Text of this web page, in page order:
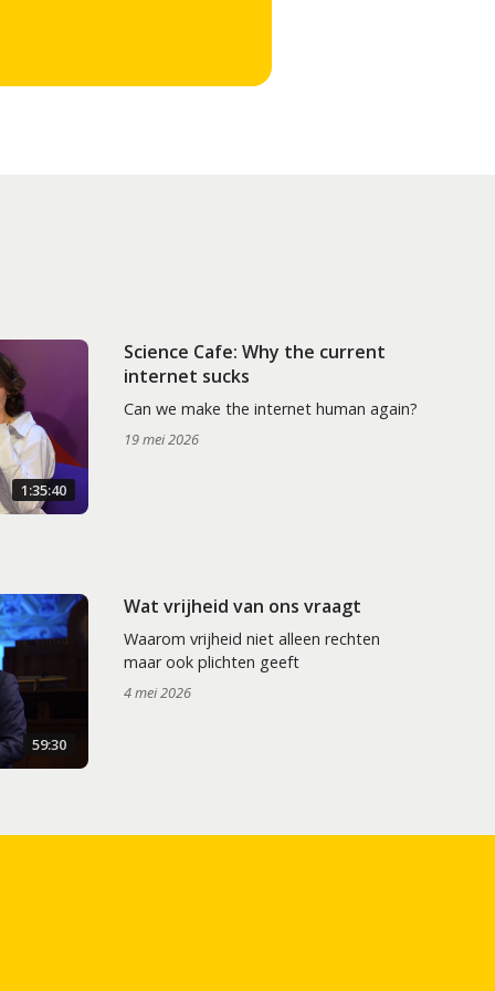
1:35:40
Science Cafe: Why the current
internet sucks
Can we make the internet human again?
19 mei 2026
59:30
Wat vrijheid van ons vraagt
Waarom vrijheid niet alleen rechten
maar ook plichten geeft
4 mei 2026